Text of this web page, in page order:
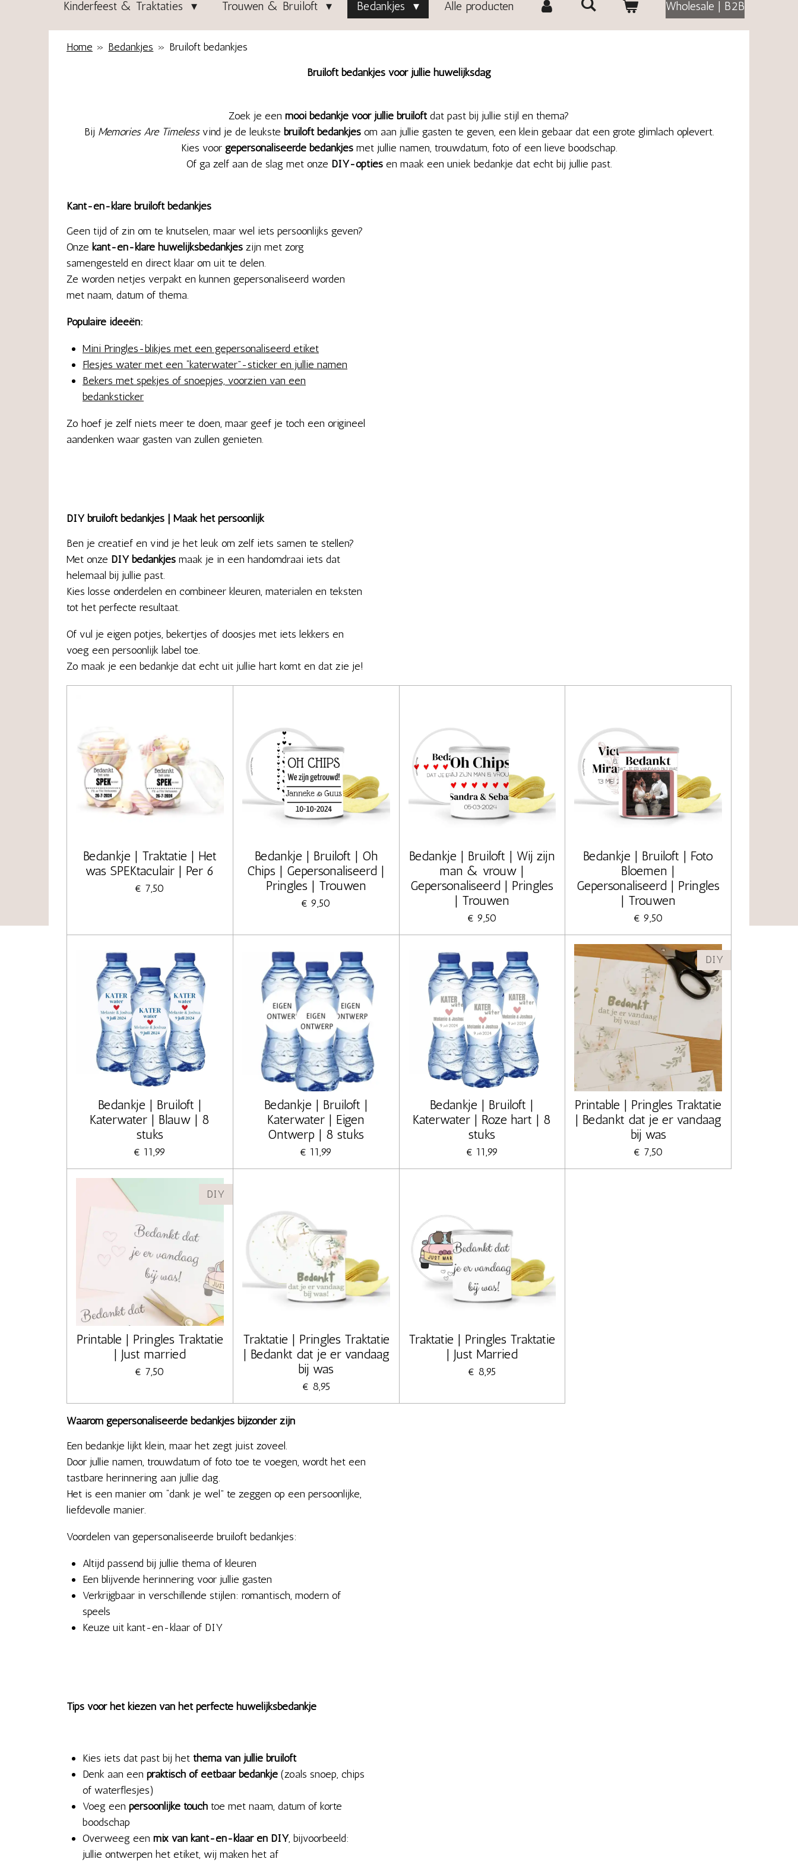
Kinderfeest & Traktaties Trouwen & Bruiloft Bedankjes Alle producten Wholesale | B2B
Home » Bedankjes » Bruiloft bedankjes
Bruiloft bedankjes voor jullie huwelijksdag
Zoek je een mooi bedankje voor jullie bruiloftdat past bij jullie stijl en thema?
Bij Memories Are Timelessvind je de leukste bruiloft bedankjesom aan jullie gasten te geven, een klein gebaar dat een grote glimlach oplevert.
Kies voor gepersonaliseerde bedankjesmet jullie namen, trouwdatum, foto of een lieve boodschap.
Of ga zelf aan de slag met onze DIY-optiesen maak een uniek bedankje dat echt bij jullie past.
Kant-en-klare bruiloft bedankjes
Geen tijd of zin om te knutselen, maar wel iets persoonlijks geven?
Onze kant-en-klare huwelijksbedankjes zijn met zorg
samengesteld en direct klaar om uit te delen.
Ze worden netjes verpakt en kunnen gepersonaliseerd worden
met naam, datum of thema.
Populaire ideeën:
Mini Pringles-blikjes met een gepersonaliseerd etiket
Flesjes water met een “katerwater”-sticker en jullie namen
Bekers met spekjes of snoepjes, voorzien van een
bedanksticker
Zo hoef je zelf niets meer te doen, maar geef je toch een origineel
aandenken waar gasten van zullen genieten.
DIY bruiloft bedankjes | Maak het persoonlijk
Ben je creatief en vind je het leuk om zelf iets samen te stellen?
Met onze DIY bedankjes maak je in een handomdraai iets dat
helemaal bij jullie past.
Kies losse onderdelen en combineer kleuren, materialen en teksten
tot het perfecte resultaat.
Of vul je eigen potjes, bekertjes of doosjes met iets lekkers en
voeg een persoonlijk label toe.
Zo maak je een bedankje dat echt uit jullie hart komt en dat zie je!
Bedankje | Traktatie | Het
was SPEKtaculair | Per 6
€ 7,50
Bedankje | Bruiloft | Oh
Chips | Gepersonaliseerd |
Pringles | Trouwen
€ 9,50
Bedankje | Bruiloft | Wij zijn
man & vrouw |
Gepersonaliseerd | Pringles
| Trouwen
€ 9,50
Bedankje | Bruiloft | Foto
Bloemen |
Gepersonaliseerd | Pringles
| Trouwen
€ 9,50
Bedankje | Bruiloft |
Katerwater | Blauw | 8
stuks
€ 11,99
Bedankje | Bruiloft |
Katerwater | Eigen
Ontwerp | 8 stuks
€ 11,99
Bedankje | Bruiloft |
Katerwater | Roze hart | 8
stuks
€ 11,99
DIY
Printable | Pringles Traktatie
| Bedankt dat je er vandaag
bij was
€ 7,50
DIY
Printable | Pringles Traktatie
| Just married
€ 7,50
Traktatie | Pringles Traktatie
| Bedankt dat je er vandaag
bij was
€ 8,95
Traktatie | Pringles Traktatie
| Just Married
€ 8,95
Waarom gepersonaliseerde bedankjes bijzonder zijn
Een bedankje lijkt klein, maar het zegt juist zoveel.
Door jullie namen, trouwdatum of foto toe te voegen, wordt het een
tastbare herinnering aan jullie dag.
Het is een manier om “dank je wel” te zeggen op een persoonlijke,
liefdevolle manier.
Voordelen van gepersonaliseerde bruiloft bedankjes:
Altijd passend bij jullie thema of kleuren
Een blijvende herinnering voor jullie gasten
Verkrijgbaar in verschillende stijlen: romantisch, modern of
speels
Keuze uit kant-en-klaar of DIY
Tips voor het kiezen van het perfecte huwelijksbedankje
Kies iets dat past bij het thema van jullie bruiloft
Denk aan een praktisch of eetbaar bedankje (zoals snoep, chips
of waterflesjes)
Voeg een persoonlijke touch toe met naam, datum of korte
boodschap
Overweeg een mix van kant-en-klaar en DIY, bijvoorbeeld:
jullie ontwerpen het etiket, wij maken het af